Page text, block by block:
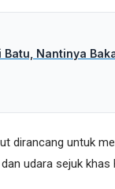
Batu, Nantinya
dirancang untuk
udara sejuk khas